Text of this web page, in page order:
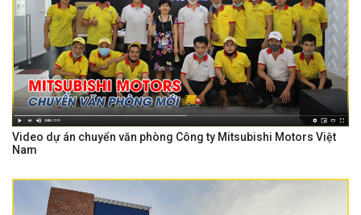
Video dự án chuyển văn phòng Công ty Mitsubishi Motors Việt
Nam